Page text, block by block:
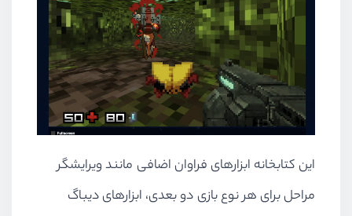
این کتابخانه ابزارهای فراوان اضافی مانند ویرایشگر
مراحل برای هر نوع بازی دو بعدی،‌ ابزارهای دیباگ